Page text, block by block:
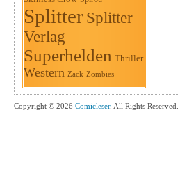
Splitter Splitter
Verlag
Superhelden Thriller
Western Zack Zombies
Copyright © 2026 Comicleser. All Rights Reserved.